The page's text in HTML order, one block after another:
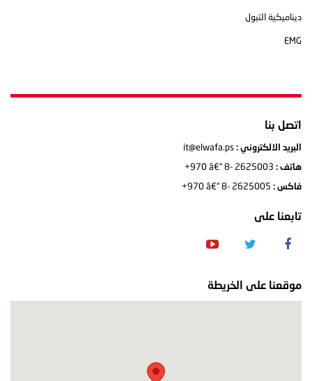
ديناميكية التبول
EMG
اتصل بنا
البريد الالكتروني :it@elwafa.ps
هاتف : +970 â€“ 8- 2625003
فاكس : +970 â€“ 8- 2625005
تابعنا على
موقعنا على الخريطة